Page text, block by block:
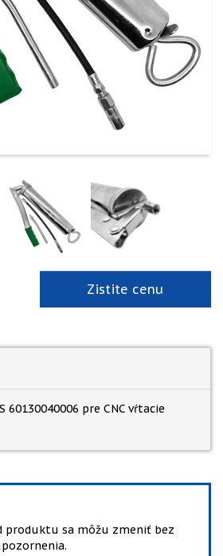
Zistite cenu
60130040006 pre CNC vŕtacie
produktu sa môžu zmeniť bez